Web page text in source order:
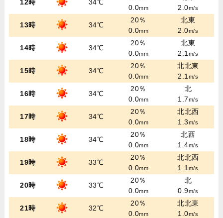
12時 34℃
0.0mm
2.0m/s
13時 34℃
20％
0.0mm
北東
2.0m/s
14時 34℃
20％
0.0mm
北東
2.1m/s
15時 34℃
20％
0.0mm
北北東
2.1m/s
16時 34℃
20％
0.0mm
北
1.7m/s
17時 34℃
20％
0.0mm
北北西
1.3m/s
18時 34℃
20％
0.0mm
北西
1.4m/s
19時 33℃
20％
0.0mm
北北西
1.1m/s
20時 33℃
20％
0.0mm
北
0.9m/s
21時 32℃
20％
0.0mm
北北東
1.0m/s